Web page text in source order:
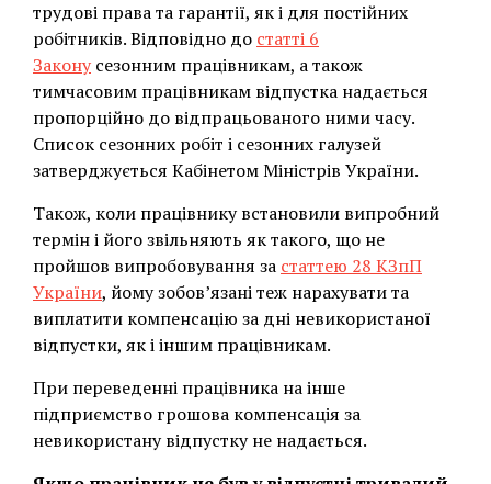
трудові права та гарантії, як і для постійних
робітників. Відповідно до статті 6
Закону сезонним працівникам, а також
тимчасовим працівникам відпустка надається
пропорційно до відпрацьованого ними часу.
Список сезонних робіт і сезонних галузей
затверджується Кабінетом Міністрів України.
Також, коли працівнику встановили випробний
термін і його звільняють як такого, що не
пройшов випробовування за статтею 28 КЗпП
України, йому зобов’язані теж нарахувати та
виплатити компенсацію за дні невикористаної
відпустки, як і іншим працівникам.
При переведенні працівника на інше
підприємство грошова компенсація за
невикористану відпустку не надається.